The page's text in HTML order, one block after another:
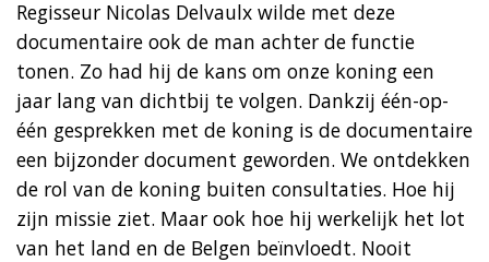
Regisseur Nicolas Delvaulx wilde met deze
documentaire ook de man achter de functie
tonen. Zo had hij de kans om onze koning een
jaar lang van dichtbij te volgen. Dankzij één-op-
één gesprekken met de koning is de documentaire
een bijzonder document geworden. We ontdekken
de rol van de koning buiten consultaties. Hoe hij
zijn missie ziet. Maar ook hoe hij werkelijk het lot
van het land en de Belgen beïnvloedt. Nooit